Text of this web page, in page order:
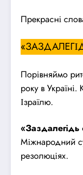
Прекрасні
Порівняймо
року в
Ізраїлю.
«Заздалегідь
Міжнародний
резолюціях.